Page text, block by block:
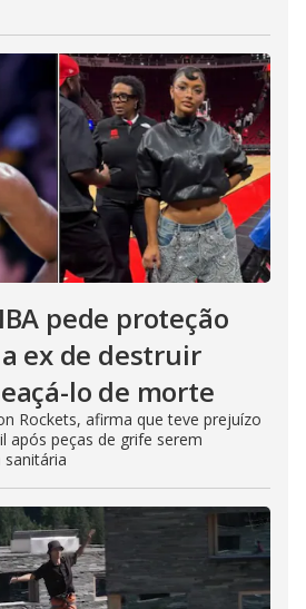
pede proteção
ex de destruir
lo de morte
Rockets, afirma que teve prejuízo
após peças de grife serem
sanitária